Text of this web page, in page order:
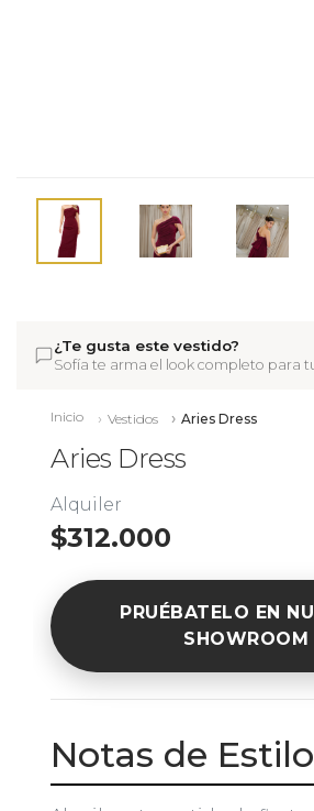
¿Te gusta este vestido?
Sofía te arma el look completo para
Inicio Vestidos Aries Dress
Aries Dress
Alquiler
$312.000
PRUÉBATELO EN
SHOWROOM
Notas de Estilo